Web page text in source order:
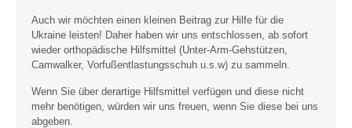
Auch wir möchten einen kleinen Beitrag zur Hilfe für die
Ukraine leisten! Daher haben wir uns entschlossen, ab sofort
wieder orthopädische Hilfsmittel (Unter-Arm-Gehstützen,
Camwalker, Vorfußentlastungsschuh u.s.w) zu sammeln.
Wenn Sie über derartige Hilfsmittel verfügen und diese nicht
mehr benötigen, würden wir uns freuen, wenn Sie diese bei uns
abgeben.